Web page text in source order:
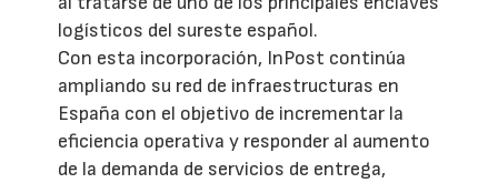
logísticos del sureste español.
Con esta incorporación, InPost continúa
ampliando su red de infraestructuras en
España con el objetivo de incrementar la
eficiencia operativa y responder al aumento
de la demanda de servicios de entrega,